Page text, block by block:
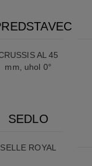
AL 45
mm, uhol 0°
SEDLO
SELLE ROYAL